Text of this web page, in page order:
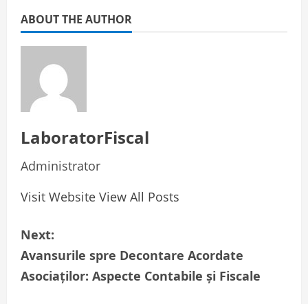
ABOUT THE AUTHOR
LaboratorFiscal
Administrator
Visit Website View All Posts
P
o
s
Next:
Avansurile spre Decontare Acordate
Asociaților: Aspecte Contabile și Fiscale